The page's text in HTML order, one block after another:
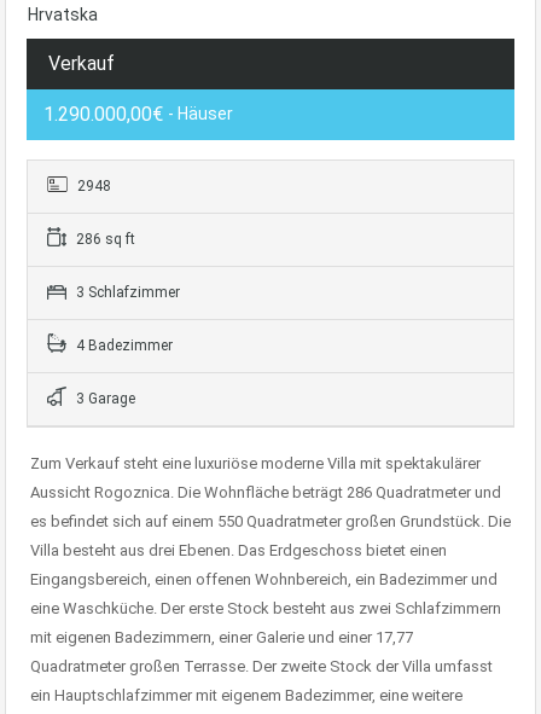
Hrvatska
Verkauf
1.290.000,00€ - Häuser
2948
286 sq ft
3 Schlafzimmer
4 Badezimmer
3 Garage
Zum Verkauf steht eine luxuriöse moderne Villa mit spektakulärer
Aussicht Rogoznica. Die Wohnfläche beträgt 286 Quadratmeter und
es befindet sich auf einem 550 Quadratmeter großen Grundstück. Die
Villa besteht aus drei Ebenen. Das Erdgeschoss bietet einen
Eingangsbereich, einen offenen Wohnbereich, ein Badezimmer und
eine Waschküche. Der erste Stock besteht aus zwei Schlafzimmern
mit eigenen Badezimmern, einer Galerie und einer 17,77
Quadratmeter großen Terrasse. Der zweite Stock der Villa umfasst
ein Hauptschlafzimmer mit eigenem Badezimmer, eine weitere